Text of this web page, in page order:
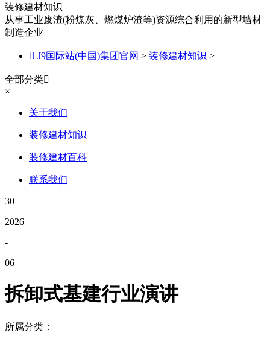
装修建材知识
从事工业废渣(粉煤灰、燃煤炉渣等)资源综合利用的新型墙材
制造企业
 J9国际站(中国)集团官网 > 装修建材知识 >
全部分类
×
关于我们
装修建材知识
装修建材百科
联系我们
30
2026
-
06
拆卸式基建行业演讲
所属分类：